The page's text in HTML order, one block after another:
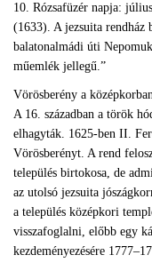
10. Rózsafüzér napja:
(1633). A jezsuita
balatonalmádi úti
műemlék jellegű.”
Vörösberény a
A 16. században a török
elhagyták. 1625-ben II.
Vörösberényt. A rend
település birtokosa, de
az utolsó jezsuita
a település középkori
visszafoglalni, előbb egy
kezdeményezésére